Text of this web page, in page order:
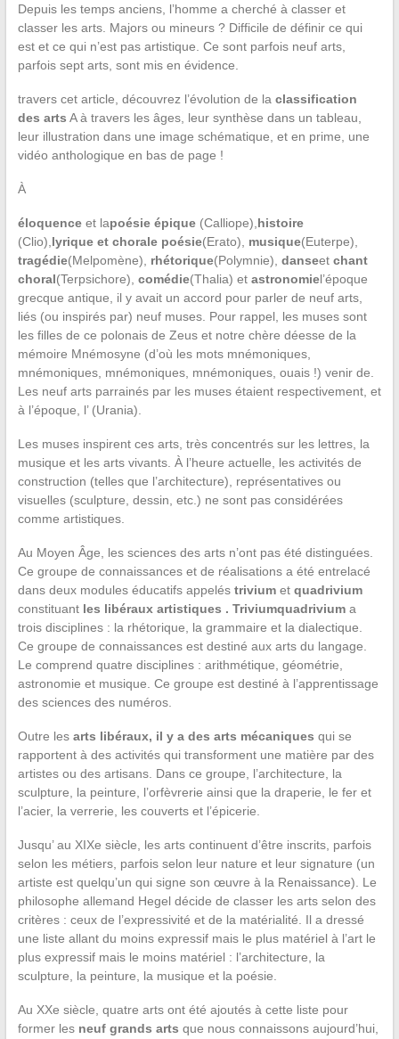
Depuis les temps anciens, l’homme a cherché à classer et
classer les arts. Majors ou mineurs ? Difficile de définir ce qui
est et ce qui n’est pas artistique. Ce sont parfois neuf arts,
parfois sept arts, sont mis en évidence.
travers cet article, découvrez l’évolution de la classification
des arts A à travers les âges, leur synthèse dans un tableau,
leur illustration dans une image schématique, et en prime, une
vidéo anthologique en bas de page !
À
éloquence et lapoésie épique (Calliope), histoire
(Clio), lyrique et chorale poésie(Erato), musique(Euterpe),
tragédie(Melpomène), rhétorique(Polymnie), danseetchant
choral(Terpsichore), comédie(Thalia) etastronomiel’époque
grecque antique, il y avait un accord pour parler de neuf arts,
liés (ou inspirés par) neuf muses. Pour rappel, les muses sont
les filles de ce polonais de Zeus et notre chère déesse de la
mémoire Mnémosyne (d’où les mots mnémoniques,
mnémoniques, mnémoniques, mnémoniques, ouais !) venir de.
Les neuf arts parrainés par les muses étaient respectivement, et
à l’époque, l’ (Urania).
Les muses inspirent ces arts, très concentrés sur les lettres, la
musique et les arts vivants. À l’heure actuelle, les activités de
construction (telles que l’architecture), représentatives ou
visuelles (sculpture, dessin, etc.) ne sont pas considérées
comme artistiques.
Au Moyen Âge, les sciences des arts n’ont pas été distinguées.
Ce groupe de connaissances et de réalisations a été entrelacé
dans deux modules éducatifs appelés trivium et quadrivium
constituant les libéraux artistiques . Triviumquadriviuma
trois disciplines : la rhétorique, la grammaire et la dialectique.
Ce groupe de connaissances est destiné aux arts du langage.
Le comprend quatre disciplines : arithmétique, géométrie,
astronomie et musique. Ce groupe est destiné à l’apprentissage
des sciences des numéros.
Outre les arts libéraux, il y a des arts mécaniques qui se
rapportent à des activités qui transforment une matière par des
artistes ou des artisans. Dans ce groupe, l’architecture, la
sculpture, la peinture, l’orfèvrerie ainsi que la draperie, le fer et
l’acier, la verrerie, les couverts et l’épicerie.
Jusqu’ au XIXe siècle, les arts continuent d’être inscrits, parfois
selon les métiers, parfois selon leur nature et leur signature (un
artiste est quelqu’un qui signe son œuvre à la Renaissance). Le
philosophe allemand Hegel décide de classer les arts selon des
critères : ceux de l’expressivité et de la matérialité. Il a dressé
une liste allant du moins expressif mais le plus matériel à l’art le
plus expressif mais le moins matériel : l’architecture, la
sculpture, la peinture, la musique et la poésie.
Au XXe siècle, quatre arts ont été ajoutés à cette liste pour
former les neuf grands arts que nous connaissons aujourd’hui,